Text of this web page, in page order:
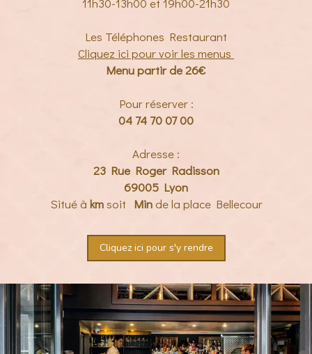
Les Téléphones Restaurant
Cliquez ici pour voir les menus
Menu partir de 26€
Pour réserver :
04 74 70 07 00
Adresse :
23 Rue Roger Radisson
69005 Lyon
Situé à kmsoit Minde la place Bellecour
Cliquez ici pour s'y rendre